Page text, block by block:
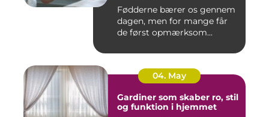
Fødderne bærer os gennem
dagen, men for mange får
de først opmærksom...
04. May
Gardiner som skaber ro, stil
og funktion i hjemmet